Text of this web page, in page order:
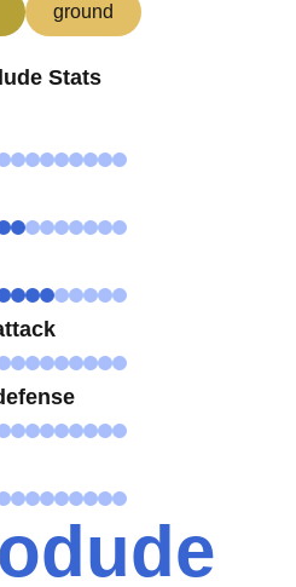
ground
Stats